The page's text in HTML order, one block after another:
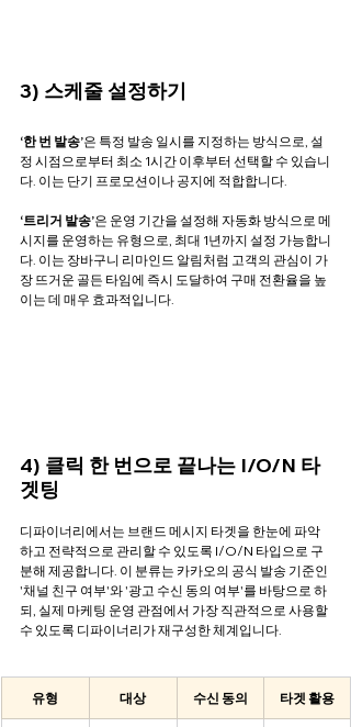
3) 스케줄 설정하기
‘한 번 발송’은 특정 발송 일시를 지정하는 방식으로, 설
정 시점으로부터 최소 1시간 이후부터 선택할 수 있습니
다. 이는 단기 프로모션이나 공지에 적합합니다.
‘트리거 발송’은 운영 기간을 설정해 자동화 방식으로 메
시지를 운영하는 유형으로, 최대 1년까지 설정 가능합니
다. 이는 장바구니 리마인드 알림처럼 고객의 관심이 가
장 뜨거운 골든 타임에 즉시 도달하여 구매 전환율을 높
이는 데 매우 효과적입니다.
4) 클릭 한 번으로 끝나는 I/O/N 타
겟팅
디파이너리에서는 브랜드 메시지 타겟을 한눈에 파악
하고 전략적으로 관리할 수 있도록 I/O/N 타입으로 구
분해 제공합니다. 이 분류는 카카오의 공식 발송 기준인
'채널 친구 여부'와 '광고 수신 동의 여부'를 바탕으로 하
되, 실제 마케팅 운영 관점에서 가장 직관적으로 사용할
수 있도록 디파이너리가 재구성한 체계입니다.
유형 대상 수신 동의 타겟 활용